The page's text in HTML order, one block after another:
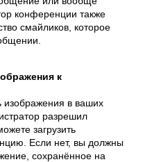
конференции также
смайликов, которое
к
в ваших
разрешил
загрузить
Если нет, вы должны
сохранённое на